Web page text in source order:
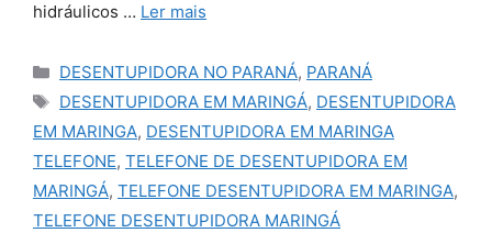
hidráulicos … Ler mais
Categorias
DESENTUPIDORA NO PARANÁ, PARANÁ
Tags
DESENTUPIDORA EM MARINGÁ, DESENTUPIDORA
EM MARINGA, DESENTUPIDORA EM MARINGA
TELEFONE, TELEFONE DE DESENTUPIDORA EM
MARINGÁ, TELEFONE DESENTUPIDORA EM MARINGA,
TELEFONE DESENTUPIDORA MARINGÁ